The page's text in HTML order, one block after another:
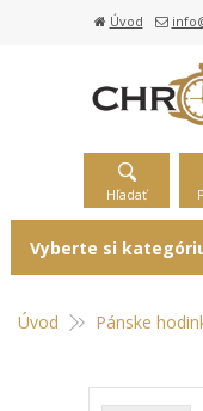
Úvod
Hľadať
Úvod Pánske
Vyberte si